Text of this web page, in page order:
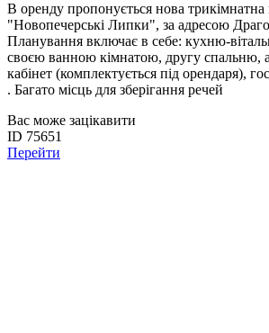
В оренду пропонується нова
"Новопечерські Липки", за адресою
Планування включає в себе: кухню-
своєю ванною кімнатою, другу спальню,
кабінет (комплектується під орендаря),
. Багато місць для зберігання речей
Вас може зацікавити
ID 75651
Перейти